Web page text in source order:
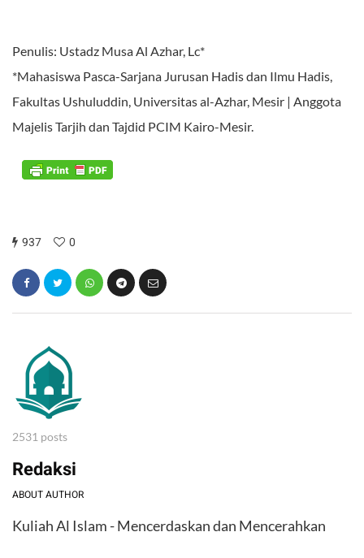
Penulis: Ustadz Musa Al Azhar, Lc*
*Mahasiswa Pasca-Sarjana Jurusan Hadis dan Ilmu Hadis,
Fakultas Ushuluddin, Universitas al-Azhar, Mesir | Anggota
Majelis Tarjih dan Tajdid PCIM Kairo-Mesir.
937 0
2531 posts
Redaksi
ABOUT AUTHOR
Kuliah Al Islam - Mencerdaskan dan Mencerahkan